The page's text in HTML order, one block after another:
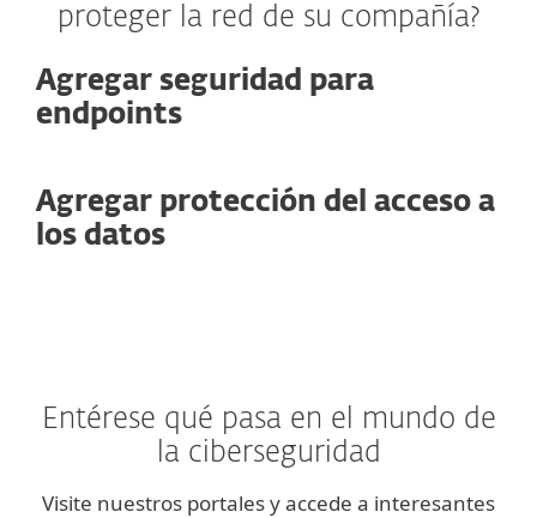
proteger la red de su compañía?
Agregar seguridad para
endpoints
Agregar protección del acceso a
los datos
Entérese qué pasa en el mundo de
la ciberseguridad
Visite nuestros portales y accede a interesantes